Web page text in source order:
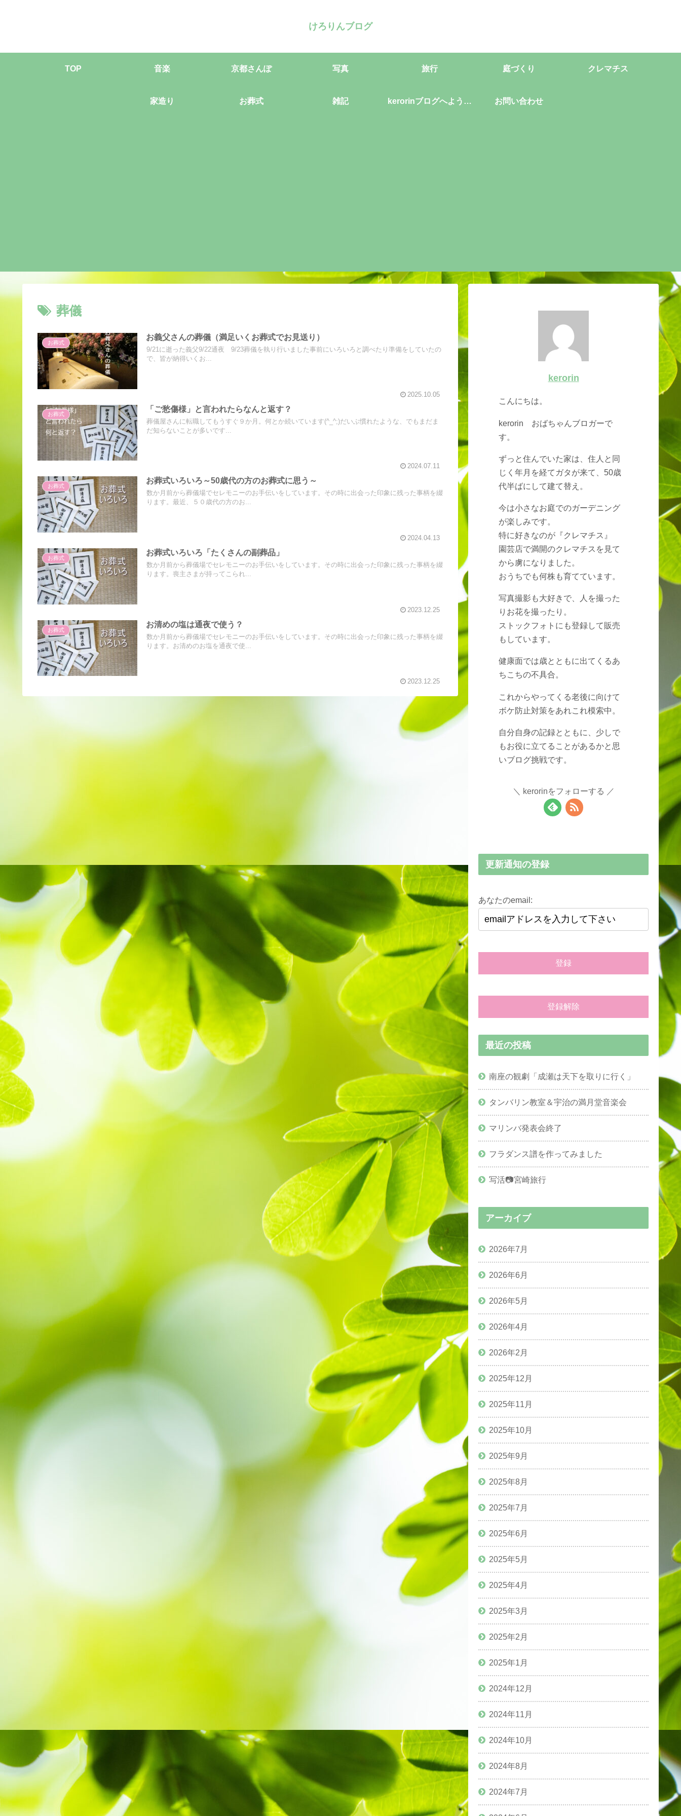
けろりんブログ
TOP 音楽 京都さんぽ 写真 旅行 庭づくり クレマチス
家造り お葬式 雑記 kerorinブログへようこ お問い合わせ
葬儀
お葬式
お義父さんの葬儀（満足いくお葬式でお見送り）
9/21に逝った義父9/22通夜 9/23葬儀を執り行いました事前にいろいろと調べたり準備をしていたの
で、皆が納得いくお...
2025.10.05
お葬式
「ご愁傷様」と言われたらなんと返す？
葬儀屋さんに転職してもうすぐ９か月。何とか続いています(^_^;)だいぶ慣れたような、でもまだま
だ知らないことが多いです...
2024.07.11
お葬式
お葬式いろいろ～50歳代の方のお葬式に思う～
数か月前から葬儀場でセレモニーのお手伝いをしています。その時に出会った印象に残った事柄を綴
ります。最近、５０歳代の方のお...
2024.04.13
お葬式
お葬式いろいろ「たくさんの副葬品」
数か月前から葬儀場でセレモニーのお手伝いをしています。その時に出会った印象に残った事柄を綴
ります。喪主さまが持ってこられ...
2023.12.25
お葬式
お清めの塩は通夜で使う？
数か月前から葬儀場でセレモニーのお手伝いをしています。その時に出会った印象に残った事柄を綴
ります。お清めのお塩を通夜で使...
2023.12.25
kerorin
こんにちは。
kerorin おばちゃんブロガーで
す。
ずっと住んでいた家は、住人と同
じく年月を経てガタが来て、50歳
代半ばにして建て替え。
今は小さなお庭でのガーデニング
が楽しみです。
特に好きなのが『クレマチス』
園芸店で満開のクレマチスを見て
から虜になりました。
おうちでも何株も育てています。
写真撮影も大好きで、人を撮った
りお花を撮ったり。
ストックフォトにも登録して販売
もしています。
健康面では歳とともに出てくるあ
ちこちの不具合。
これからやってくる老後に向けて
ボケ防止対策をあれこれ模索中。
自分自身の記録とともに、少しで
もお役に立てることがあるかと思
いブログ挑戦です。
kerorinをフォローする
更新通知の登録
あなたのemail:
最近の投稿
南座の観劇「成瀬は天下を取りに行く」
タンバリン教室＆宇治の満月堂音楽会
マリンバ発表会終了
フラダンス譜を作ってみました
写活📷宮崎旅行
アーカイブ
2026年7月
2026年6月
2026年5月
2026年4月
2026年2月
2025年12月
2025年11月
2025年10月
2025年9月
2025年8月
2025年7月
2025年6月
2025年5月
2025年4月
2025年3月
2025年2月
2025年1月
2024年12月
2024年11月
2024年10月
2024年8月
2024年7月